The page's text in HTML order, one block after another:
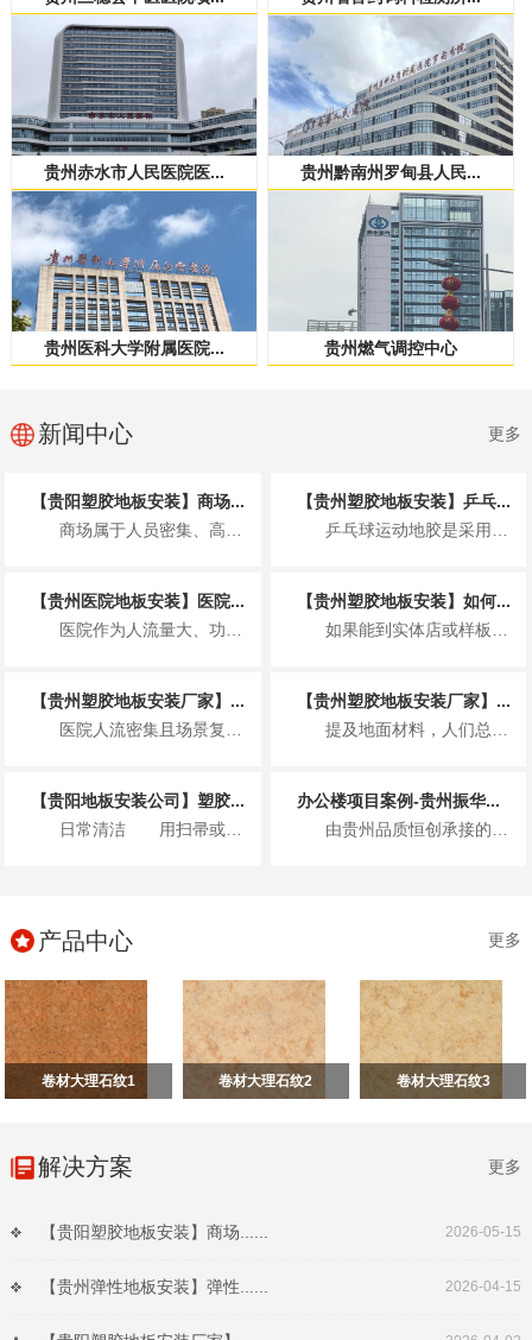
贵州赤水市人民医院医... 贵州黔南州罗甸县人民...
贵州医科大学附属医院... 贵州燃气调控中心
新闻中心 更多
【贵阳塑胶地板安装】商场...
商场属于人员密集、高频使用的公共商业空间，塑胶地板的安装不仅要满足美观整洁的展...
【贵州塑胶地板安装】乒乓...
乒乓球运动地胶是采用聚乙烯材料专门为运动场地开发的一种地板，具体来说就是以聚氯...
【贵州医院地板安装】医院...
医院作为人流量大、功能分区复杂、卫生要求非常高的特殊场所，地板安装并非简单铺装...
【贵州塑胶地板安装】如何...
如果能到实体店或样板间，可通过 2 个小测试快速判断，比看参数更直观： “沾水...
【贵州塑胶地板安装厂家】...
医院人流密集且场景复杂，塑胶地板因适配医疗需求成为主流地面材料，其基本要求围绕...
【贵州塑胶地板安装厂家】...
提及地面材料，人们总在实木与瓷砖间徘徊，却忽略了一款早已完成技术迭代、打破固有...
【贵阳地板安装公司】塑胶...
日常清洁 用扫帚或吸尘器清除表面灰尘...
办公楼项目案例-贵州振华...
由贵州品质恒创承接的贵州振华风光半导体股份有限公司新办公楼项目地面高级弹性地材...
产品中心 更多
卷材大理石纹1 卷材大理石纹2 卷材大理石纹3
解决方案 更多
【贵阳塑胶地板安装】商场...... 2026-05-15
【贵州弹性地板安装】弹性...... 2026-04-15